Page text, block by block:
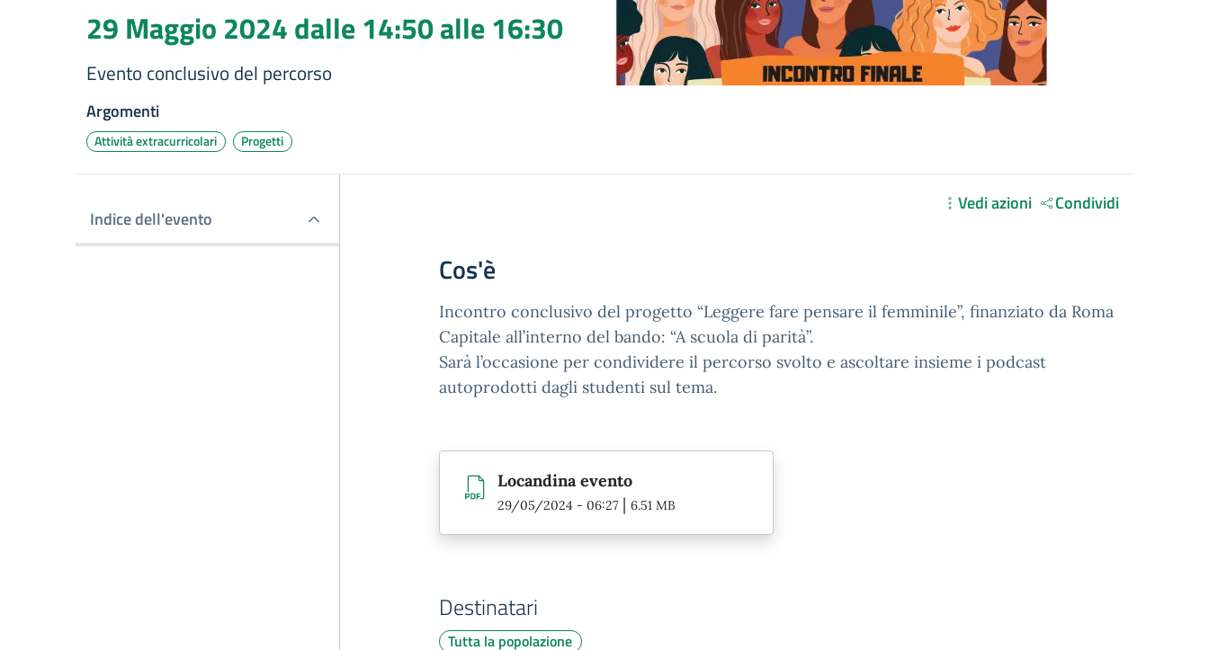
29 Maggio 2024dalle 14:50 alle 16:30
Evento conclusivo del percorso
Argomenti
Attività extracurricolari Progetti
Indice dell'evento
Vedi azioni Condividi
Cos'è
Incontro conclusivo del progetto “Leggere fare pensare il femminile”, finanziato da Roma
Capitale all’interno del bando: “A scuola di parità”.
Sarà l’occasione per condividere il percorso svolto e ascoltare insieme i podcast
autoprodotti dagli studenti sul tema.
Locandina evento
29/05/2024 - 06:27| 6.51 MB
Destinatari
Tutta la popolazione